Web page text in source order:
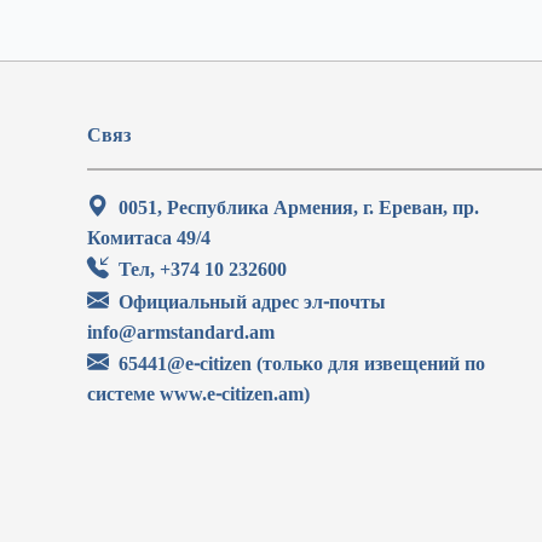
Связ
0051, Республика Армения, г. Ереван, пр.
Комитаса 49/4
Тел, +374 10 232600
Официальный адрес эл-почты
info@armstandard.am
65441@e-citizen (только для извещений по
системе www.e-citizen.am)